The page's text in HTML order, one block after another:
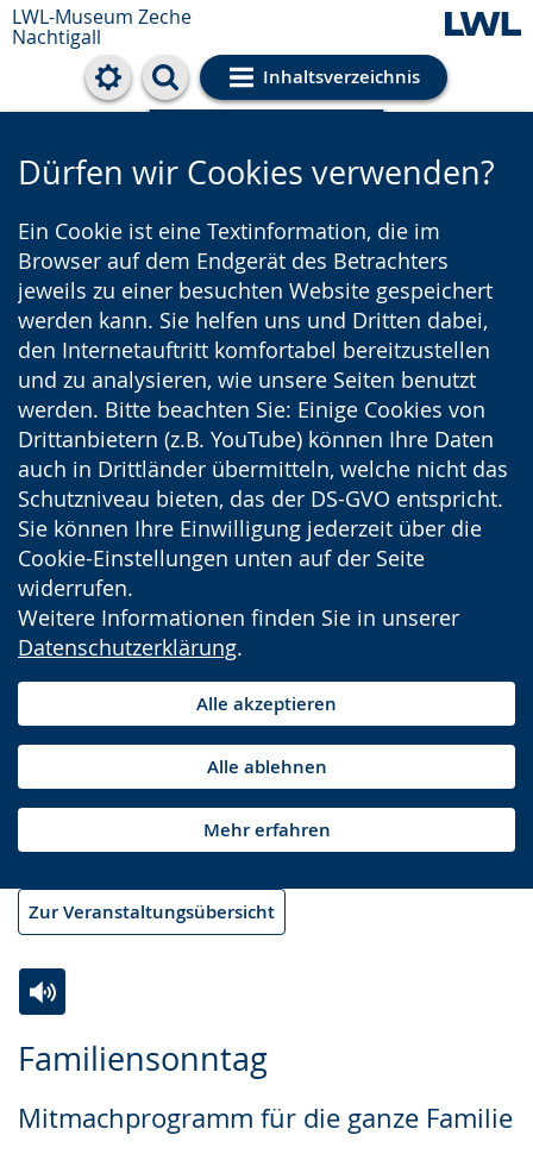
LWL-Museum Zeche
Nachtigall
Inhaltsverzeichnis
Cookie-Einstellungen
Dürfen wir Cookies verwenden?
Ein Cookie ist eine Textinformation, die im
Browser auf dem Endgerät des Betrachters
jeweils zu einer besuchten Website gespeichert
werden kann. Sie helfen uns und Dritten dabei,
den Internetauftritt komfortabel bereitzustellen
und zu analysieren, wie unsere Seiten benutzt
werden. Bitte beachten Sie: Einige Cookies von
Drittanbietern (z.B. YouTube) können Ihre Daten
auch in Drittländer übermitteln, welche nicht das
Schutzniveau bieten, das der DS-GVO entspricht.
Sie können Ihre Einwilligung jederzeit über die
Cookie-Einstellungen unten auf der Seite
widerrufen.
Weitere Informationen finden Sie in unserer
Datenschutzerklärung.
Alle akzeptieren
Alle ablehnen
Mehr erfahren
Zur Veranstaltungsübersicht
Familiensonntag
Mitmachprogramm für die ganze Familie
Leichten
wechseln.
Audio-
Video
Deutscher